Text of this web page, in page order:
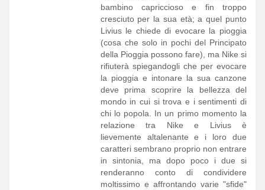
bambino capriccioso e fin troppo
cresciuto per la sua età; a quel punto
Livius le chiede di evocare la pioggia
(cosa che solo in pochi del Principato
della Pioggia possono fare), ma Nike si
rifiuterà spiegandogli che per evocare
la pioggia e intonare la sua canzone
deve prima scoprire la bellezza del
mondo in cui si trova e i sentimenti di
chi lo popola. In un primo momento la
relazione tra Nike e Livius è
lievemente altalenante e i loro due
caratteri sembrano proprio non entrare
in sintonia, ma dopo poco i due si
renderanno conto di condividere
moltissimo e affrontando varie "sfide"